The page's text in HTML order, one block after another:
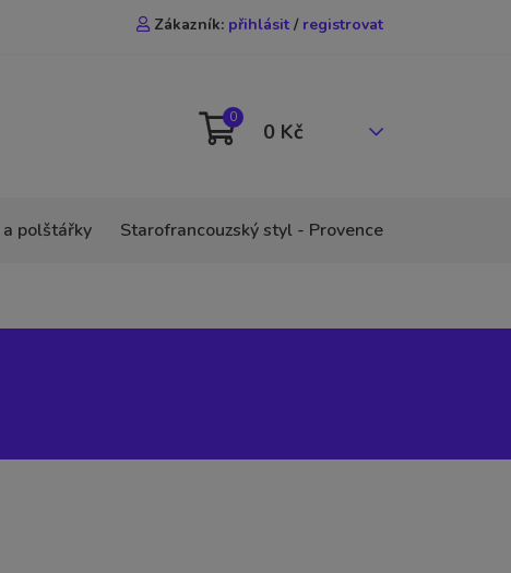
Zákazník: přihlásit / registrovat
0
0 Kč
a polštářky Starofrancouzský styl - Provence